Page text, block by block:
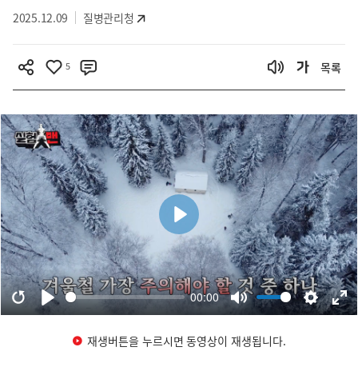
2025.12.09 질병관리청
5 목록
재생버튼을 누르시면 동영상이 재생됩니다.